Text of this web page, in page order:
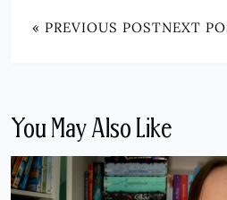
« PREVIOUS POSTNEXT
You May Also Like